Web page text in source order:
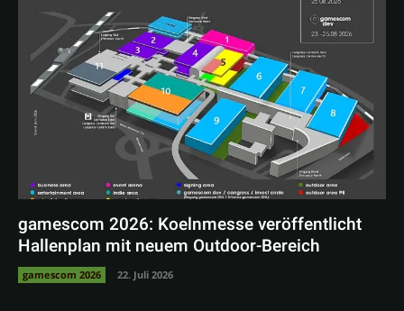
gamescom 2026: Koelnmesse veröffentlicht
Hallenplan mit neuem Outdoor-Bereich
gamescom 2026 22. Juli 2026